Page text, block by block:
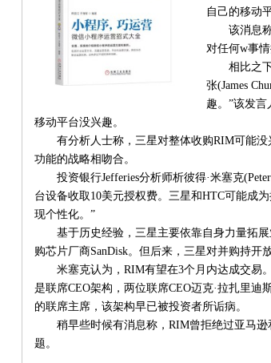
自己的移动
该消息
对任何w事
相比之
张(James
趣。”该发
移动平台没兴趣。
有分析人士称，三星对整体收购RIM可能
功能的战略相吻合。
投资银行Jefferies分析师析彼得·米塞克
台设备收取10美元授权费。三星和HTC可能成
现个性化。”
基于历史经验，三星主要依靠自身力量拓
购芯片厂商SanDisk。但后来，三星对并购持开
米塞克认为，RIM有望在3个月内达成交易
是联席CEO架构，两位联席CEO迈克·拉扎里迪
的联席主席，该架构早已被投资者所诟病。
稍早些时候有消息称，RIM曾拒绝过亚马
题。